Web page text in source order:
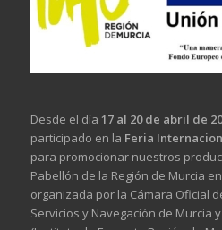
Desde el día 17 al 20 de abril de
participado en la Feria
para promocionar nuestros
Pabellón de la Región de Murcia
organizada por la Cámara Oficial
Servicios y Navegación de Murcia